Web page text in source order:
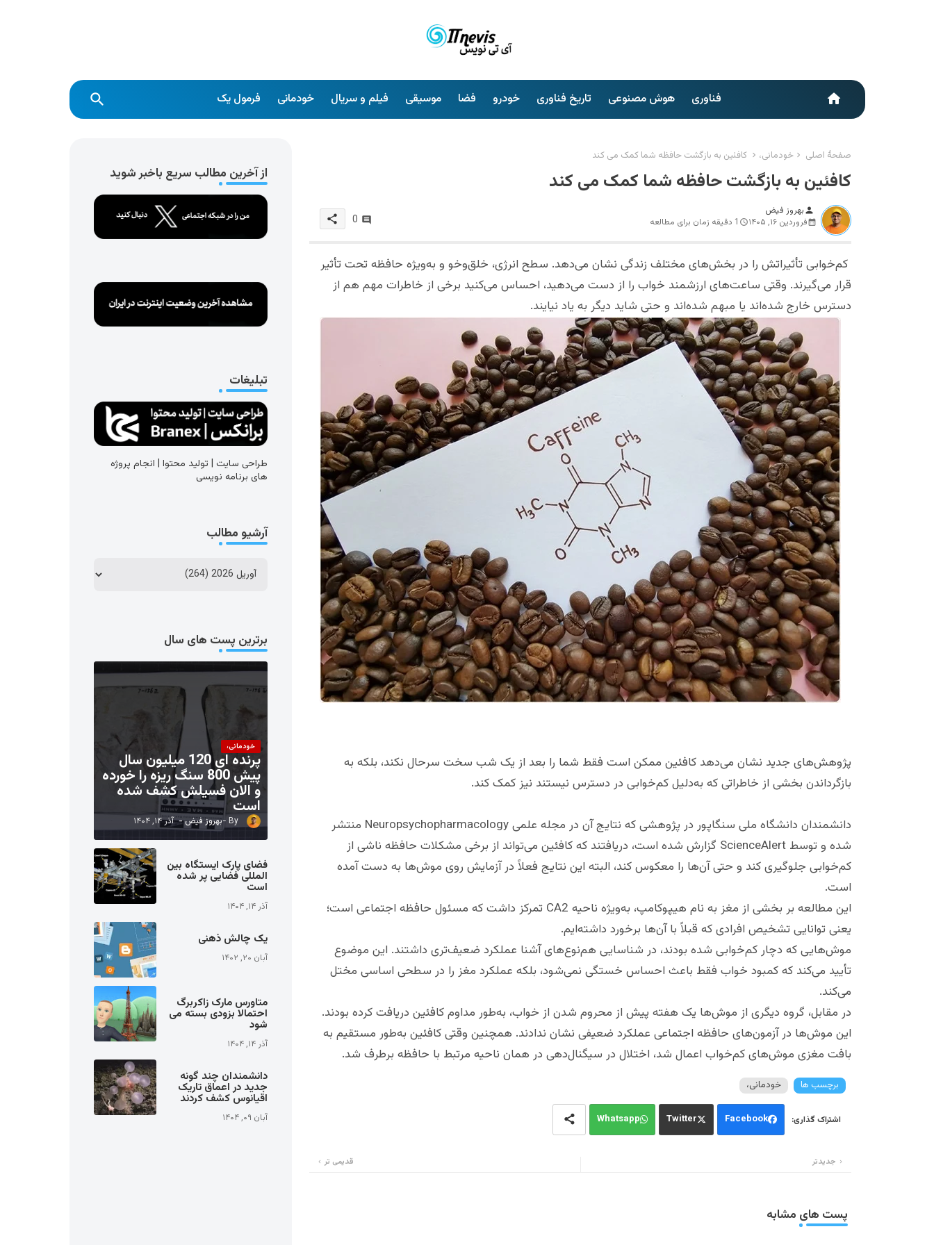
home فناوری هوش مصنوعی تاریخ فناوری خودرو فضا موسیقی فیلم و سریال خودمانی فرمول یک
صفحهٔ اصلی خودمانی، کافئین به بازگشت حافظه شما کمک می کند
کافئین به بازگشت حافظه شما کمک می کند
person بهروز فیض
فروردین ۱۶, ۱۴۰۵
1 دقیقه زمان برای مطالعه 0
share
کم‌خوابی تأثیراتش را در بخش‌های مختلف زندگی نشان می‌دهد. سطح انرژی، خلق‌وخو و به‌ویژه حافظه تحت تأثیر
قرار می‌گیرند. وقتی ساعت‌های ارزشمند خواب را از دست می‌دهید، احساس می‌کنید برخی از خاطرات مهم هم از
دسترس خارج شده‌اند یا مبهم شده‌اند و حتی شاید دیگر به یاد نیایند.
پژوهش‌های جدید نشان می‌دهد کافئین ممکن است فقط شما را بعد از یک شب سخت سرحال نکند، بلکه به
بازگرداندن بخشی از خاطراتی که به‌دلیل کم‌خوابی در دسترس نیستند نیز کمک کند.
دانشمندان دانشگاه ملی سنگاپور در پژوهشی که نتایج آن در مجله علمی Neuropsychopharmacology منتشر
شده و توسط ScienceAlert گزارش شده است، دریافتند که کافئین می‌تواند از برخی مشکلات حافظه ناشی از
کم‌خوابی جلوگیری کند و حتی آن‌ها را معکوس کند، البته این نتایج فعلاً در آزمایش روی موش‌ها به دست آمده
است.
این مطالعه بر بخشی از مغز به نام هیپوکامپ، به‌ویژه ناحیه CA2 تمرکز داشت که مسئول حافظه اجتماعی است؛
یعنی توانایی تشخیص افرادی که قبلاً با آن‌ها برخورد داشته‌ایم.
موش‌هایی که دچار کم‌خوابی شده بودند، در شناسایی هم‌نوع‌های آشنا عملکرد ضعیف‌تری داشتند. این موضوع
تأیید می‌کند که کمبود خواب فقط باعث احساس خستگی نمی‌شود، بلکه عملکرد مغز را در سطحی اساسی مختل
می‌کند.
در مقابل، گروه دیگری از موش‌ها یک هفته پیش از محروم شدن از خواب، به‌طور مداوم کافئین دریافت کرده بودند.
این موش‌ها در آزمون‌های حافظه اجتماعی عملکرد ضعیفی نشان ندادند. همچنین وقتی کافئین به‌طور مستقیم به
بافت مغزی موش‌های کم‌خواب اعمال شد، اختلال در سیگنال‌دهی در همان ناحیه مرتبط با حافظه برطرف شد.
برچسب ها خودمانی،
Facebook
Twitter
Whatsapp
جدیدتر قدیمی تر
پست های مشابه
از آخرین مطالب سریع باخبر شوید
تبلیغات
طراحی سایت | تولید محتوا | انجام پروژه
های برنامه نویسی
آرشیو مطالب
برترین پست های سال
خودمانی،
پرنده ای 120 میلیون سال
پیش 800 سنگ ریزه را خورده
و الان فسیلش کشف شده
است
بهروز فیض آذر ۱۴, ۱۴۰۴
فضای پارک ایستگاه بین
المللی فضایی پر شده
است
آذر ۱۴, ۱۴۰۴
یک چالش ذهنی
آبان ۲۰, ۱۴۰۲
متاورس مارک زاکربرگ
احتمالا بزودی بسته می
شود
آذر ۱۴, ۱۴۰۴
دانشمندان چند گونه
جدید در اعماق تاریک
اقیانوس کشف کردند
آبان ۰۹, ۱۴۰۴